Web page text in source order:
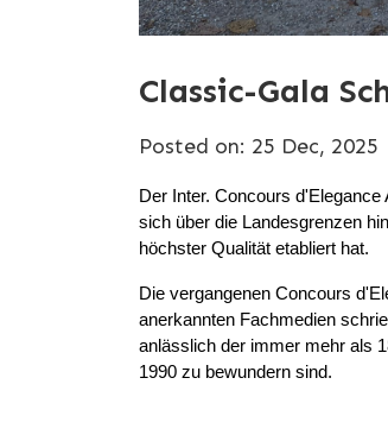
Classic-Gala
Posted on: 25 Dec, 2025
Der Inter. Concours
sich über die Landesgrenzen
höchster Qualität etabliert hat.
Die vergangenen Concours
anerkannten Fachmedien
anlässlich der immer mehr als
1990 zu bewundern sind.